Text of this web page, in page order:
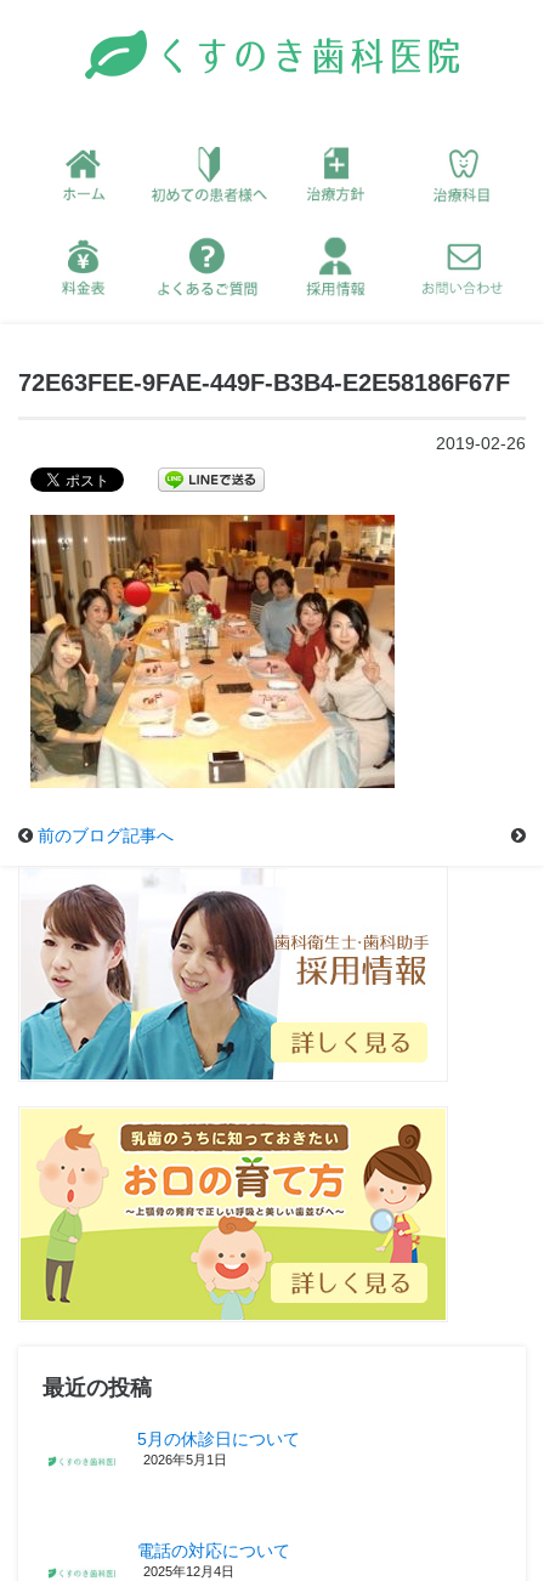
72E63FEE-9FAE-449F-B3B4-E2E58186F67F
2019-02-26
前のブログ記事へ
最近の投稿
5月の休診日について
2026年5月1日
電話の対応について
2025年12月4日